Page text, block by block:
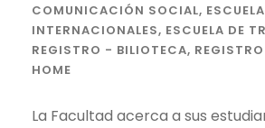
COMUNICACIÓN SOCIAL,
INTERNACIONALES, ESCUELA DE
REGISTRO - BILIOTECA,
HOME
La Facultad acerca a sus